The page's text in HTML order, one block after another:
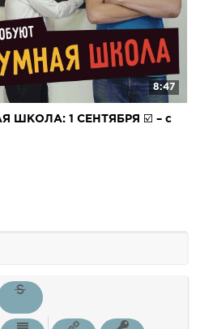
8:47
ШКОЛА: 1 СЕНТЯБРЯ ☑️ – с